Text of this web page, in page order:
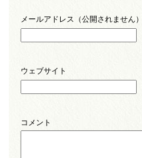
メールアドレス（公開されません）
ウェブサイト
コメント